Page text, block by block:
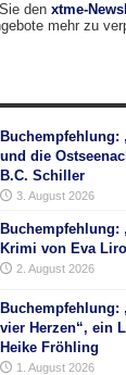
den xtme-
mehr zu
Buchempfehlung:
und die
B.C. Schiller
3. August 2026
Buchempfehlung:
Krimi von Eva
2. August 2026
Buchempfehlung:
vier Herzen“, ein
Heike Fröhling
1. August 2026